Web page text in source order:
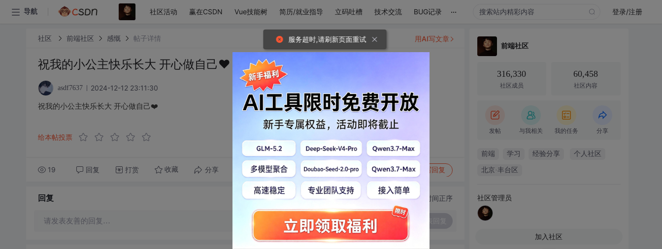
导航 社区活动 赢在CSDN Vue技能树 简历/就业指导 立码吐槽 技术交流 BUG记录 ... 登录/注册
社区 前端社区 感慨 帖子详情
祝我的小公主快乐长大 开心做自己❤️
asdf7637 2024-12-12 23:11:30
祝我的小公主快乐长大 开心做自己❤️
给本帖投票
19 回复 打赏 收藏 分享 转发到动态 举报 写回复
用AI写文章
回复 切换为时间正序
请发表友善的回复…
前端社区
316,330
社区成员
60,458
社区内容
发帖 与我相关 我的任务 分享
前端 学习 经验分享 个人社区
北京·丰台区
社区管理员
加入社区
服务超时,请刷新页面重试